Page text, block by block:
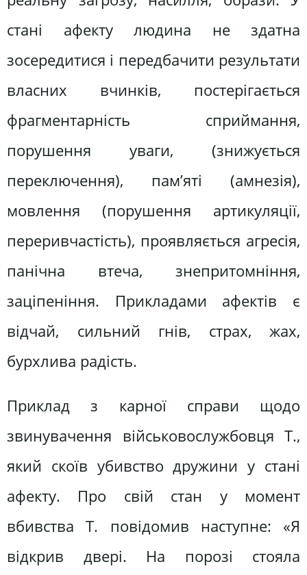
стані афекту людина не здатна
зосередитися і передбачити результати
власних вчинків, постерігається
фрагментарність сприймання,
порушення уваги, (знижується
переключення), пам’яті (амнезія),
мовлення (порушення артикуляції,
переривчастість), проявляється агресія,
панічна втеча, знепритомніння,
заціпеніння. Прикладами афектів є
відчай, сильний гнів, страх, жах,
бурхлива радість.
Приклад з карної справи щодо
звинувачення військовослужбовця Т.,
який скоїв убивство дружини у стані
афекту. Про свій стан у момент
вбивства Т. повідомив наступне: «Я
відкрив двері. На порозі стояла